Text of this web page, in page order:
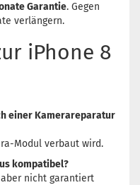
Garantie. Gegen
verlängern.
iPhone 8
einer Kamerareparatur
Modul verbaut wird.
kompatibel?
nicht garantiert